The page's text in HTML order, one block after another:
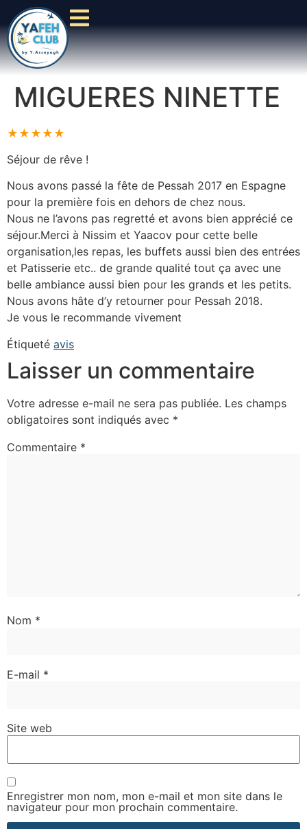
MIGUERES NINETTE
★★★★★
Séjour de rêve !
Nous avons passé la fête de Pessah 2017 en Espagne
pour la première fois en dehors de chez nous.
Nous ne l’avons pas regretté et avons bien apprécié ce
séjour.Merci à Nissim et Yaacov pour cette belle
organisation,les repas, les buffets aussi bien des entrées
et Patisserie etc.. de grande qualité tout ça avec une
belle ambiance aussi bien pour les grands et les petits.
Nous avons hâte d’y retourner pour Pessah 2018.
Je vous le recommande vivement
Étiqueté avis
Laisser un commentaire
Votre adresse e-mail ne sera pas publiée. Les champs
obligatoires sont indiqués avec *
Commentaire *
Nom *
E-mail *
Site web
Enregistrer mon nom, mon e-mail et mon site dans le
navigateur pour mon prochain commentaire.